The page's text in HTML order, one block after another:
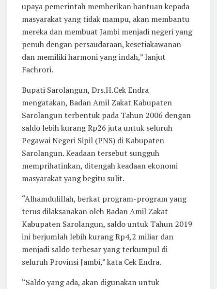
upaya pemerintah memberikan bantuan kepada
masyarakat yang tidak mampu, akan membantu
mereka dan membuat Jambi menjadi negeri yang
penuh dengan persaudaraan, kesetiakawanan
dan memiliki harmoni yang indah,” lanjut
Fachrori.
Bupati Sarolangun, Drs.H.Cek Endra
mengatakan, Badan Amil Zakat Kabupaten
Sarolangun terbentuk pada Tahun 2006 dengan
saldo lebih kurang Rp26 juta untuk seluruh
Pegawai Negeri Sipil (PNS) di Kabupaten
Sarolangun. Keadaan tersebut sungguh
memprihatinkan, ditengah keadaan ekonomi
masyarakat yang begitu sulit.
“Alhamdulillah, berkat program-program yang
terus dilaksanakan oleh Badan Amil Zakat
Kabupaten Sarolangun, saldo untuk Tahun 2019
ini berjumlah lebih kurang Rp4,2 miliar dan
menjadi saldo terbesar yang terkumpul di
seluruh Provinsi Jambi,” kata Cek Endra.
“Saldo yang ada, akan digunakan untuk